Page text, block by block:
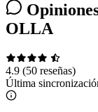
OLLA
4.9 (50 reseñas)
Última